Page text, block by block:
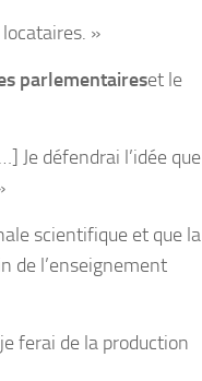
»
parlementaireset le
Je défendrai l’idée que
scientifique et que la
de l’enseignement
ferai de la production